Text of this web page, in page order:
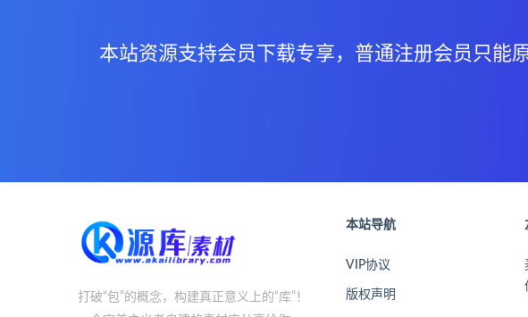
本站资源支持会员下载专享，普通注册会员只能
打破“包”的概念，构建真正意义上的“库”！
本站导航
VIP协议
版权声明